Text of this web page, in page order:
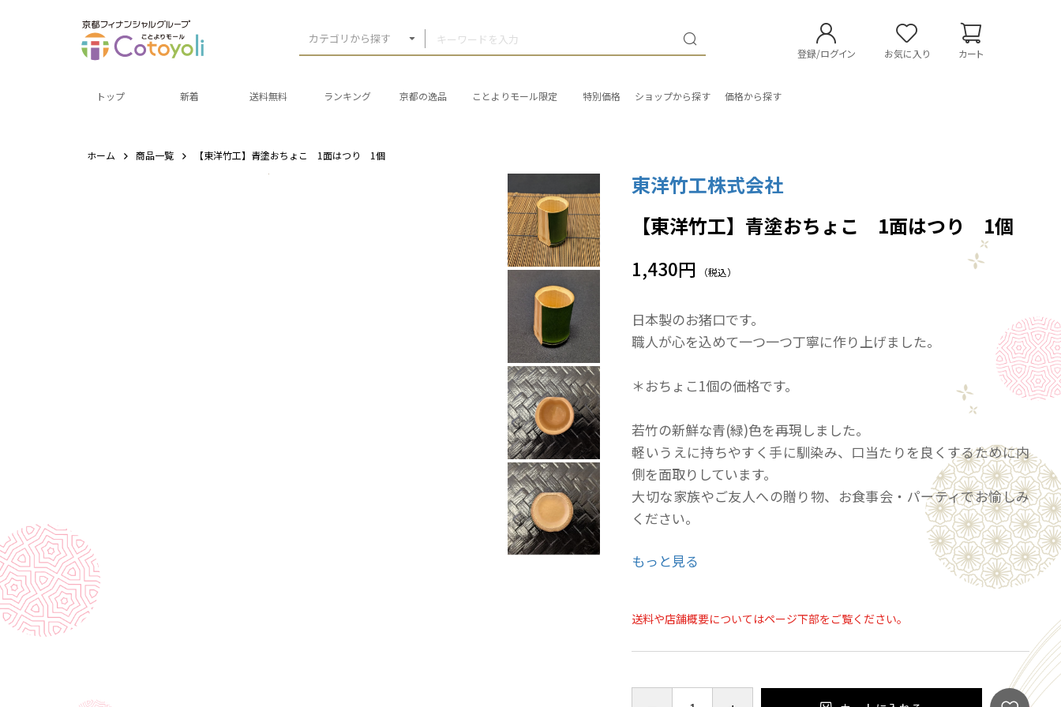
カテゴリから探す
登録/ログイン お気に入り カート
トップ 新着 送料無料 ランキング 京都の逸品 ことよりモール限定 特別価格 ショップから探す 価格から探す
ホーム 商品一覧 【東洋竹工】青塗おちょこ 1面はつり 1個
東洋竹工株式会社
【東洋竹工】青塗おちょこ 1面はつり 1個
1,430円 （税込）
日本製のお猪口です。
職人が心を込めて一つ一つ丁寧に作り上げました。
＊おちょこ1個の価格です。
若竹の新鮮な青(緑)色を再現しました。
軽いうえに持ちやすく手に馴染み、口当たりを良くするために内
側を面取りしています。
大切な家族やご友人への贈り物、お食事会・パーティでお愉しみ
ください。
直径：約Φ4～5cm
劣化を防ぐことはもちろんのこと、素材そのままのものより色褪
せず、長く使い続けます。
もっと見る
送料や店舗概要についてはページ下部をご覧ください。